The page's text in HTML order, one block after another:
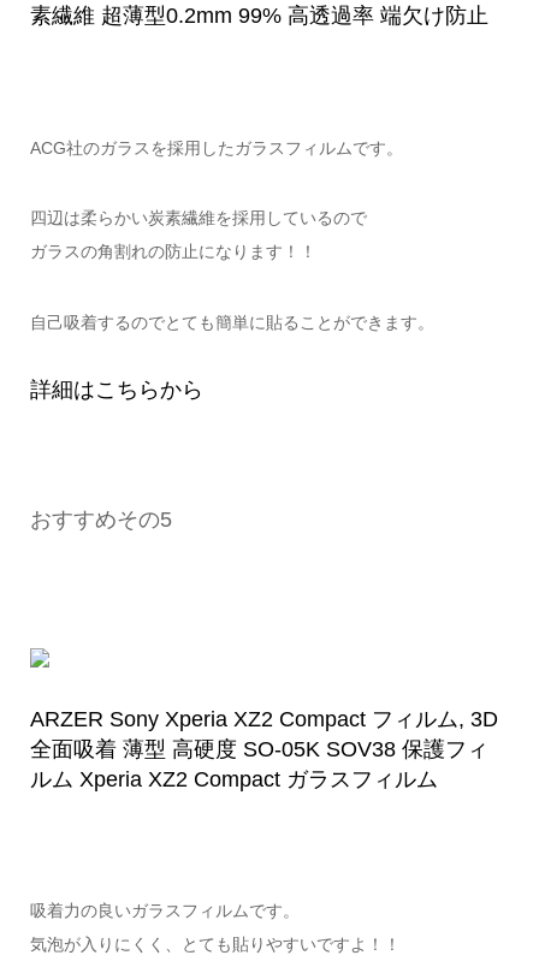
素繊維 超薄型0.2mm 99% 高透過率 端欠け防止
ACG社のガラスを採用したガラスフィルムです。
四辺は柔らかい炭素繊維を採用しているので
ガラスの角割れの防止になります！！
自己吸着するのでとても簡単に貼ることができます。
詳細はこちらから
おすすめその5
ARZER Sony Xperia XZ2 Compact フィルム, 3D
全面吸着 薄型 高硬度 SO-05K SOV38 保護フィ
ルム Xperia XZ2 Compact ガラスフィルム
吸着力の良いガラスフィルムです。
気泡が入りにくく、とても貼りやすいですよ！！